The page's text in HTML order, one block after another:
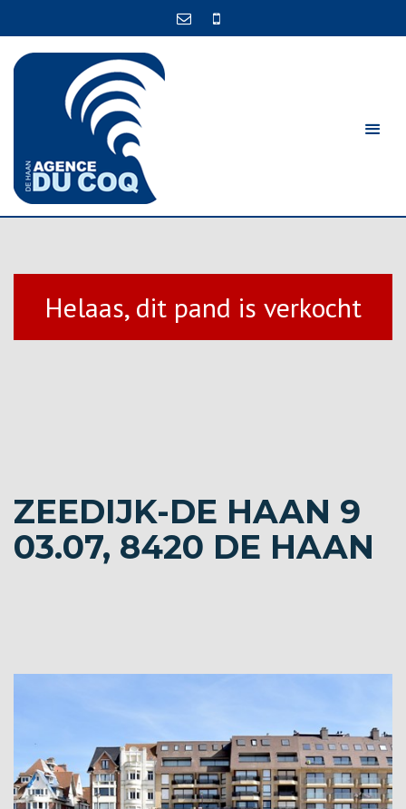
Helaas, dit pand is verkocht
ZEEDIJK-DE HAAN 9
03.07, 8420 DE HAAN